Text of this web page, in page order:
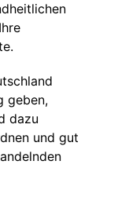
geben,
dazu
und gut